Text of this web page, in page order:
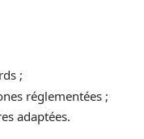
;
réglementées ;
adaptées.